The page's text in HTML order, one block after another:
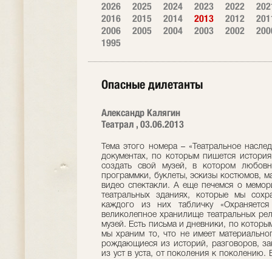
2026 2025 2024 2023 2022
2016
2015 2014 2013 2012
2006
2005 2004 2003 2002
1995
Опасные дилетанты
Александр Калягин
Театрал , 03.06.2013
Тема этого номера – «Театральное
документах, по которым пишется
создать свой музей, в котором
программки, буклеты, эскизы костюмов,
видео спектакли. А еще печемся о
театральных зданиях, которые мы
каждого из них табличку
великолепное хранилище театральных
музей. Есть письма и дневники, по
мы храним то, что не имеет
рождающиеся из историй, разговоров,
из уст в уста, от поколения к поколению.